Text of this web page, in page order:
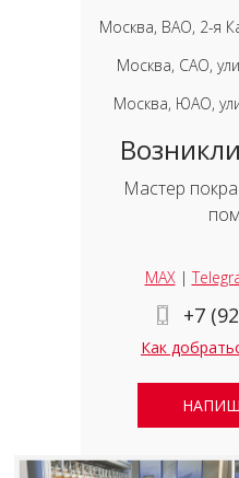
Москва, ВАО, 2-я
Москва, САО,
Москва, ЮАО,
Мастер
MAX |
+7
Как